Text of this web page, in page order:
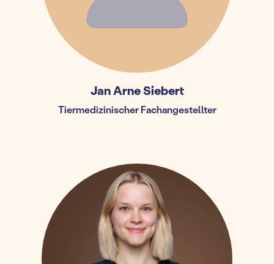
Jan Arne Siebert
Tiermedizinischer Fachangestellter